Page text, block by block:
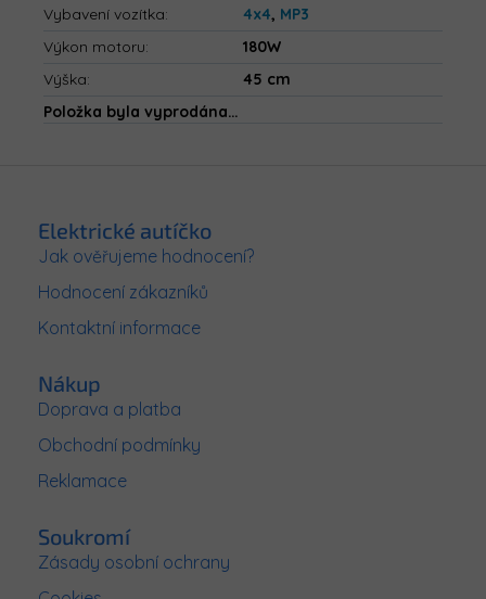
Vybavení vozítka: 4x4, MP3
Výkon motoru:
180W
Výška:
45 cm
Položka byla vyprodána…
Elektrické autíčko
Jak ověřujeme hodnocení?
Hodnocení zákazníků
Kontaktní informace
Nákup
Doprava a platba
Obchodní podmínky
Reklamace
Soukromí
Zásady osobní ochrany